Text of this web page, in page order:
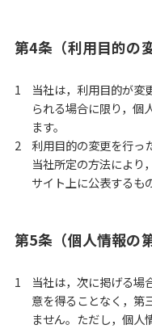
第4条（利用目的の変
当社は，利用目的が変
られる場合に限り，個
ます。
利用目的の変更を行っ
当社所定の方法により
サイト上に公表するも
第5条（個人情報の
当社は，次に掲げる場
意を得ることなく，第
ません。ただし，個人